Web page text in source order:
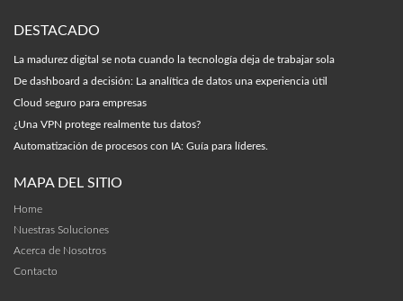
DESTACADO
La madurez digital se nota cuando la tecnología deja de trabajar sola
De dashboard a decisión: La analítica de datos una experiencia útil
Cloud seguro para empresas
¿Una VPN protege realmente tus datos?
Automatización de procesos con IA: Guía para líderes.
MAPA DEL SITIO
Home
Nuestras Soluciones
Acerca de Nosotros
Contacto